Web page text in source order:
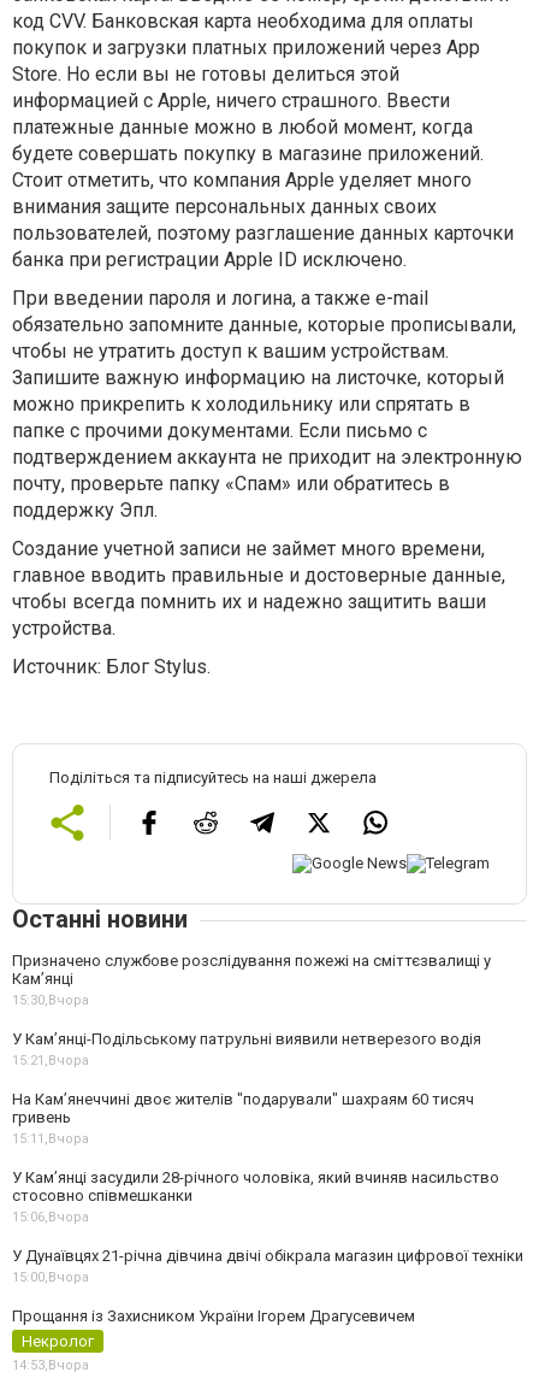
код CVV. Банковская карта необходима для оплаты
покупок и загрузки платных приложений через App
Store. Но если вы не готовы делиться этой
информацией с Apple, ничего страшного. Ввести
платежные данные можно в любой момент, когда
будете совершать покупку в магазине приложений.
Стоит отметить, что компания Apple уделяет много
внимания защите персональных данных своих
пользователей, поэтому разглашение данных карточки
банка при регистрации Apple ID исключено.
При введении пароля и логина, а также e-mail
обязательно запомните данные, которые прописывали,
чтобы не утратить доступ к вашим устройствам.
Запишите важную информацию на листочке, который
можно прикрепить к холодильнику или спрятать в
папке с прочими документами. Если письмо с
подтверждением аккаунта не приходит на электронную
почту, проверьте папку «Спам» или обратитесь в
поддержку Эпл.
Создание учетной записи не займет много времени,
главное вводить правильные и достоверные данные,
чтобы всегда помнить их и надежно защитить ваши
устройства.
Источник: Блог Stylus.
Поділіться та підписуйтесь на наші джерела
Останні новини
Призначено службове розслідування пожежі на сміттєзвалищі у
Кам’янці
15:30,Вчора
У Кам’янці-Подільському патрульні виявили нетверезого водія
15:21,Вчора
На Камʼянеччині двоє жителів "подарували" шахраям 60 тисяч
гривень
15:11,Вчора
У Камʼянці засудили 28-річного чоловіка, який вчиняв насильство
стосовно співмешканки
15:06,Вчора
У Дунаївцях 21-річна дівчина двічі обікрала магазин цифрової техніки
15:00,Вчора
Прощання із Захисником України Ігорем Драгусевичем
Некролог
14:53,Вчора